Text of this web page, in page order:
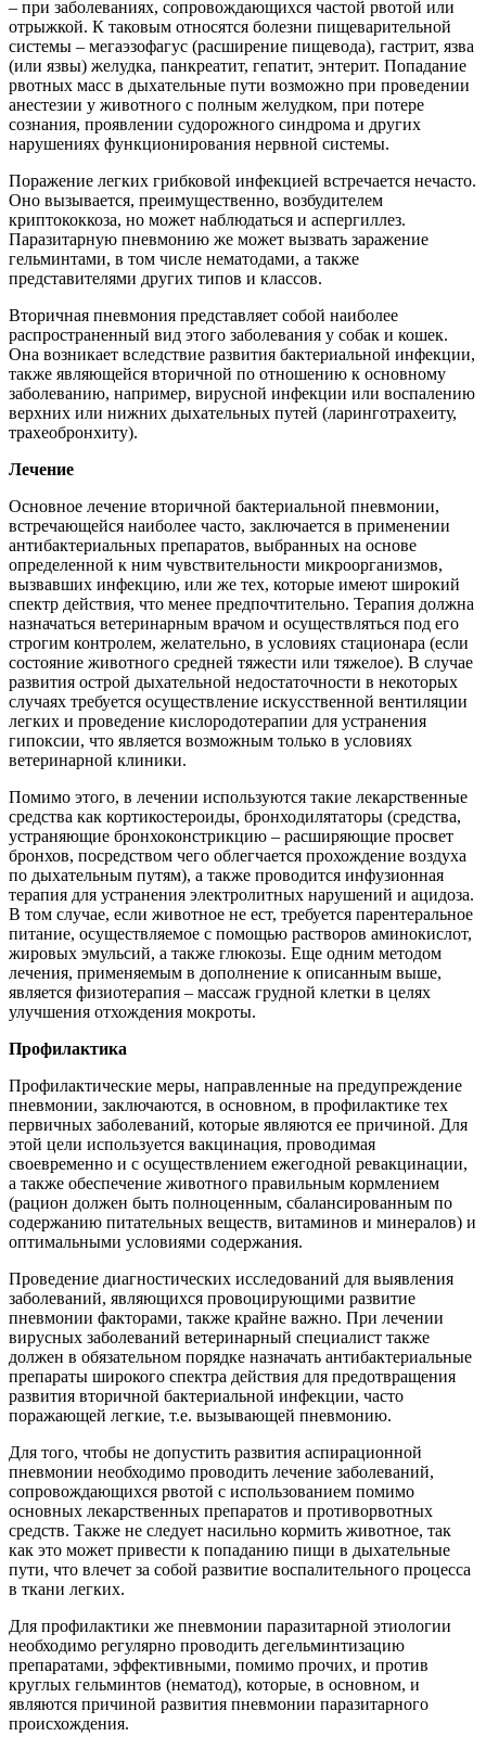
– при заболеваниях, сопровождающихся частой рвотой или
отрыжкой. К таковым относятся болезни пищеварительной
системы – мегаэзофагус (расширение пищевода), гастрит, язва
(или язвы) желудка, панкреатит, гепатит, энтерит. Попадание
рвотных масс в дыхательные пути возможно при проведении
анестезии у животного с полным желудком, при потере
сознания, проявлении судорожного синдрома и других
нарушениях функционирования нервной системы.
Поражение легких грибковой инфекцией встречается нечасто.
Оно вызывается, преимущественно, возбудителем
криптококкоза, но может наблюдаться и аспергиллез.
Паразитарную пневмонию же может вызвать заражение
гельминтами, в том числе нематодами, а также
представителями других типов и классов.
Вторичная пневмония представляет собой наиболее
распространенный вид этого заболевания у собак и кошек.
Она возникает вследствие развития бактериальной инфекции,
также являющейся вторичной по отношению к основному
заболеванию, например, вирусной инфекции или воспалению
верхних или нижних дыхательных путей (ларинготрахеиту,
трахеобронхиту).
Лечение
Основное лечение вторичной бактериальной пневмонии,
встречающейся наиболее часто, заключается в применении
антибактериальных препаратов, выбранных на основе
определенной к ним чувствительности микроорганизмов,
вызвавших инфекцию, или же тех, которые имеют широкий
спектр действия, что менее предпочтительно. Терапия должна
назначаться ветеринарным врачом и осуществляться под его
строгим контролем, желательно, в условиях стационара (если
состояние животного средней тяжести или тяжелое). В случае
развития острой дыхательной недостаточности в некоторых
случаях требуется осуществление искусственной вентиляции
легких и проведение кислородотерапии для устранения
гипоксии, что является возможным только в условиях
ветеринарной клиники.
Помимо этого, в лечении используются такие лекарственные
средства как кортикостероиды, бронходилятаторы (средства,
устраняющие бронхоконстрикцию – расширяющие просвет
бронхов, посредством чего облегчается прохождение воздуха
по дыхательным путям), а также проводится инфузионная
терапия для устранения электролитных нарушений и ацидоза.
В том случае, если животное не ест, требуется парентеральное
питание, осуществляемое с помощью растворов аминокислот,
жировых эмульсий, а также глюкозы. Еще одним методом
лечения, применяемым в дополнение к описанным выше,
является физиотерапия – массаж грудной клетки в целях
улучшения отхождения мокроты.
Профилактика
Профилактические меры, направленные на предупреждение
пневмонии, заключаются, в основном, в профилактике тех
первичных заболеваний, которые являются ее причиной. Для
этой цели используется вакцинация, проводимая
своевременно и с осуществлением ежегодной ревакцинации,
а также обеспечение животного правильным кормлением
(рацион должен быть полноценным, сбалансированным по
содержанию питательных веществ, витаминов и минералов) и
оптимальными условиями содержания.
Проведение диагностических исследований для выявления
заболеваний, являющихся провоцирующими развитие
пневмонии факторами, также крайне важно. При лечении
вирусных заболеваний ветеринарный специалист также
должен в обязательном порядке назначать антибактериальные
препараты широкого спектра действия для предотвращения
развития вторичной бактериальной инфекции, часто
поражающей легкие, т.е. вызывающей пневмонию.
Для того, чтобы не допустить развития аспирационной
пневмонии необходимо проводить лечение заболеваний,
сопровождающихся рвотой с использованием помимо
основных лекарственных препаратов и противорвотных
средств. Также не следует насильно кормить животное, так
как это может привести к попаданию пищи в дыхательные
пути, что влечет за собой развитие воспалительного процесса
в ткани легких.
Для профилактики же пневмонии паразитарной этиологии
необходимо регулярно проводить дегельминтизацию
препаратами, эффективными, помимо прочих, и против
круглых гельминтов (нематод), которые, в основном, и
являются причиной развития пневмонии паразитарного
происхождения.